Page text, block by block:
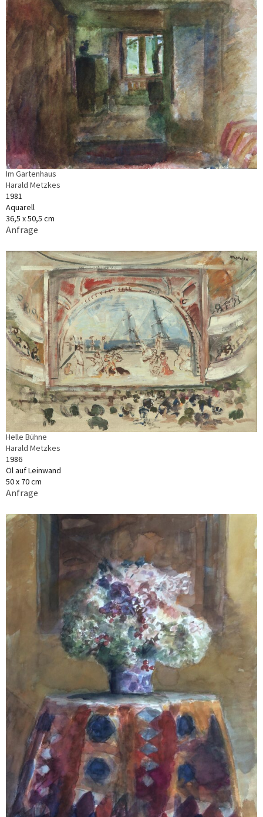
Im Gartenhaus
Harald Metzkes
1981
Aquarell
36,5 x 50,5 cm
Anfrage
Helle Bühne
Harald Metzkes
1986
Öl auf Leinwand
50 x 70 cm
Anfrage